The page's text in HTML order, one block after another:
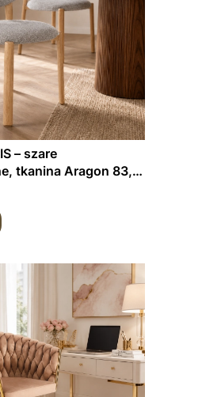
– szare
tkanina Aragon 83,
dąb